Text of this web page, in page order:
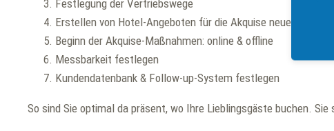
Festlegung der Vertriebswege
Erstellen von Hotel-Angeboten für die Akquise neuer Gäste
Beginn der Akquise-Maßnahmen: online & offline
Messbarkeit festlegen
Kundendatenbank & Follow-up-System festlegen
So sind Sie optimal da präsent, wo Ihre Lieblingsgäste buchen.